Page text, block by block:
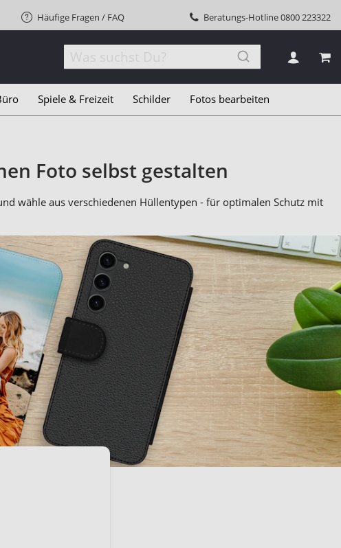
Häufige Fragen / FAQ Beratungs-Hotline0800 223322
Spiele & Freizeit Schilder Fotos bearbeiten
Foto selbst gestalten
wähle aus verschiedenen Hüllentypen - für optimalen Schutz mit